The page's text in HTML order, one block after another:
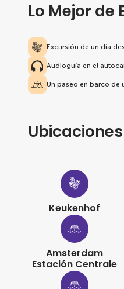
Lo Mejor de
Excursión de un día
Audioguía en el
Un paseo en barco de
Ubicaciones
Keukenhof
Amsterdam
Estación Centrale